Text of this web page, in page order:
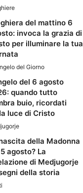
del mattino 6
invoca la grazia di
per illuminare la tua
del Giorno
del 6 agosto
quando tutto
buio, ricordati
luce di Cristo
della Madonna
agosto? La
di Medjugorje
della storia